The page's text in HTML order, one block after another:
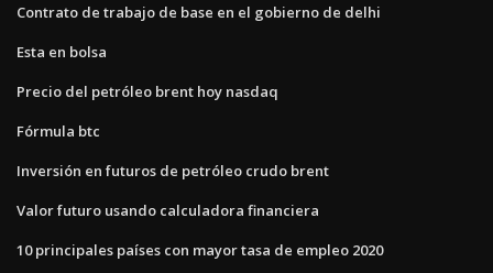
Contrato de trabajo de base en el gobierno de delhi
Esta en bolsa
Precio del petróleo brent hoy nasdaq
Fórmula btc
Inversión en futuros de petróleo crudo brent
Valor futuro usando calculadora financiera
10 principales países con mayor tasa de empleo 2020